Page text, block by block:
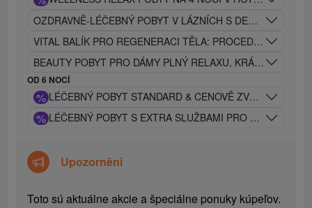
OZDRAVNĚ-LÉČEBNÝ POBYT V LÁZNÍCH S DENNÍM
VITAL BALÍK PRO REGENERACI TĚLA: PROCEDURY +
BEAUTY POBYT PRO DÁMY PLNÝ RELAXU, KRÁSY A PÉČE
OD 6 NOCÍ
% LÉČEBNÝ POBYT STANDARD & CENOVĚ ZVÝHODNĚNÝ
% LÉČEBNÝ POBYT S EXTRA SLUŽBAMI PRO NÁROČNÉ
Upozornění
Toto sú aktuálne akcie a špeciálne ponuky kúpeľov.